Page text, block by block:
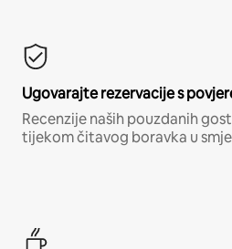
Ugovarajte rezervacije s
Recenzije naših pouzdanih
tijekom čitavog boravka u